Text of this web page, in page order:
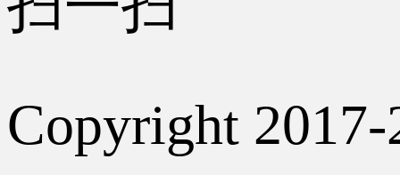
Copyright